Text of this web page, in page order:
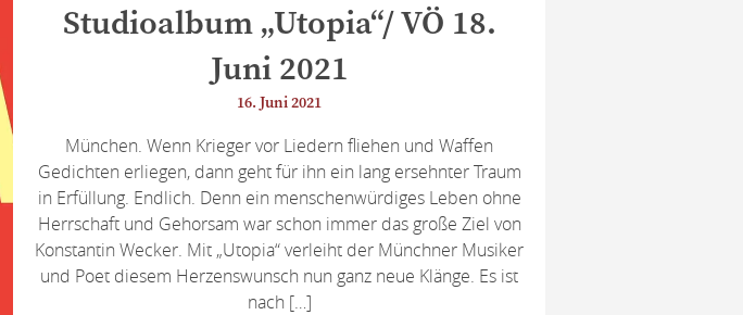
Studioalbum „Utopia“/ VÖ 18.
Juni 2021
16. Juni 2021
München. Wenn Krieger vor Liedern fliehen und Waffen
Gedichten erliegen, dann geht für ihn ein lang ersehnter Traum
in Erfüllung. Endlich. Denn ein menschenwürdiges Leben ohne
Herrschaft und Gehorsam war schon immer das große Ziel von
Konstantin Wecker. Mit „Utopia“ verleiht der Münchner Musiker
und Poet diesem Herzenswunsch nun ganz neue Klänge. Es ist
nach […]